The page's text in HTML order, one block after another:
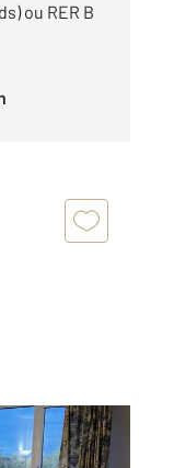
ou RER B